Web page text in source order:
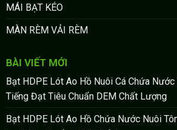
MÁI BẠT KÉO
MÀN RÈM VẢI RÈM
BÀI VIẾT MỚI
Bạt HDPE Lót Ao Hồ Nuôi Cá Chứa
Tiếng Đạt Tiêu Chuẩn DEM Chất Lượng
Bạt HDPE Lót Ao Hồ Chứa Nước Nuôi